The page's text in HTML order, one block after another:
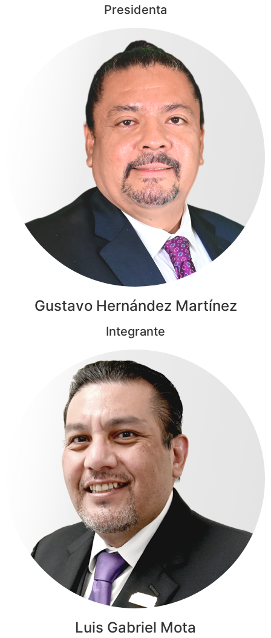
Presidenta
Gustavo Hernández Martínez
Integrante
Luis Gabriel Mota